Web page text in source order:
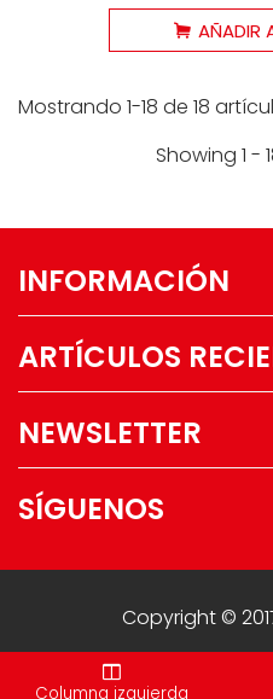
AÑADIR
Mostrando 1-18 de 18
Showing 1 -
INFORMACIÓN
ARTÍCULOS
NEWSLETTER
SÍGUENOS
Copyright ©
Columna izquierda